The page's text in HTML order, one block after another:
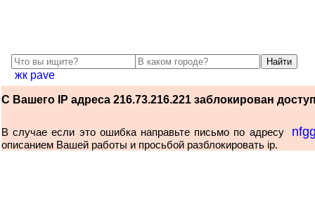
жк pave
С Вашего IP адреса 216.73.216.221 заблокирован
В случае если это ошибка направьте письмо по адресу
описанием Вашей работы и просьбой разблокировать ip.